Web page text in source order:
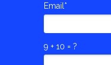
Email*
9 + 10 = ?